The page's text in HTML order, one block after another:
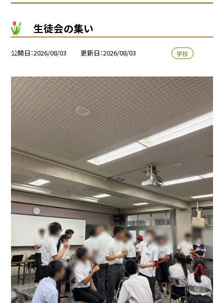
生徒会の集い
公開日 2026/08/03 更新日 2026/08/03 学校